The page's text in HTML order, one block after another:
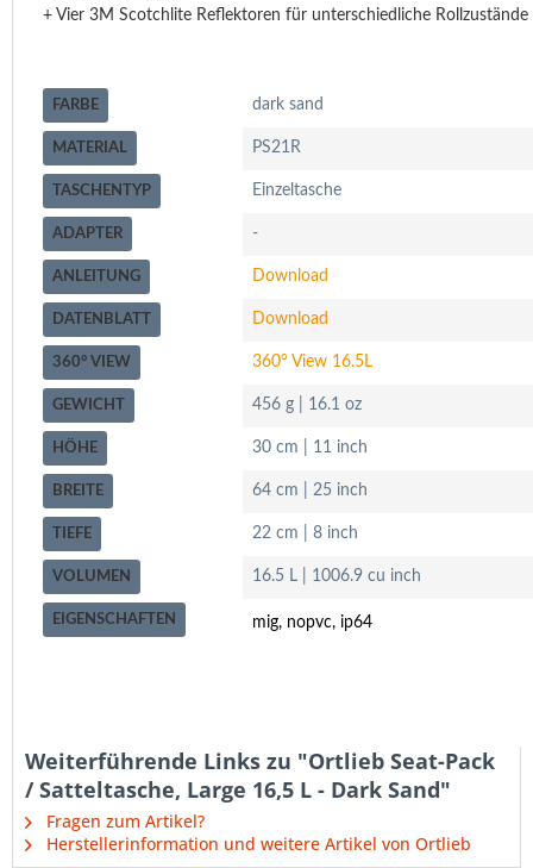
+ Vier 3M Scotchlite Reflektoren für unterschiedliche Rollzustände
FARBE dark sand
MATERIAL PS21R
TASCHENTYP Einzeltasche
ADAPTER -
ANLEITUNG Download
DATENBLATT Download
360° VIEW 360° View 16.5L
GEWICHT 456 g | 16.1 oz
HÖHE 30 cm | 11 inch
BREITE 64 cm | 25 inch
TIEFE 22 cm | 8 inch
VOLUMEN 16.5 L | 1006.9 cu inch
EIGENSCHAFTEN mig, nopvc, ip64
Weiterführende Links zu "Ortlieb Seat-Pack
/ Satteltasche, Large 16,5 L - Dark Sand"
Fragen zum Artikel?
Herstellerinformation und weitere Artikel von Ortlieb